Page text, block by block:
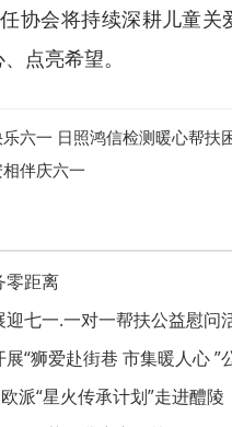
会将持续深耕儿童关
点亮希望。
六一 日照鸿信检测暖心帮扶
伴庆六一
零距离
七一.一对一帮扶公益慰问
“狮爱赴街巷 市集暖人心 ”
派“星火传承计划”走进醴